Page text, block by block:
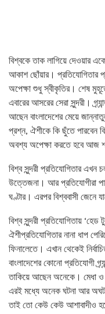
বিশ্বকে তাক লাগিয়ে দেওয়ার
আকাশ ছোঁয়ার। প্রতিযোগিতার
অপেক্ষা শুধু স্বীকৃতির। শেষ
এবারের আসরের সেরা সুন্দরী।
আছেন বাংলাদেশের মেয়ে
প্রশ্ন, ঐশীকে কি ছুঁতে পারবেন
অবশ্য অপেক্ষা করতে হবে আজ
বিশ্ব সুন্দরী প্রতিযোগিতার এখন
উত্তেজনা। আর প্রতিযোগীরা
ঘণ্টার। এরপর বিশ্ববাসী জেনে
বিশ্ব সুন্দরী প্রতিযোগিতায় ‘হেড
ঐশীপ্রতিযোগিতার নানা ধাপ
ফিনালেতে। এখান থেকেই
বাংলাদেশের কোনো প্রতিযোগী
তাকিয়ে আছেন অনেকে। মেধা ও
এরই মধ্যে অনেক ঘটনা আর
তাই তো কেউ কেউ আশাবাদীও